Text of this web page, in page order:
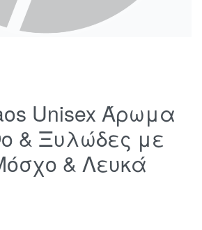
Unisex Άρωμα
& Ξυλώδες με
& Λευκά